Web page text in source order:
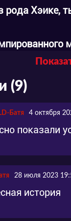
рода Хэике,
(9)
Батя 4 октября
показали
28 июля 2023
история